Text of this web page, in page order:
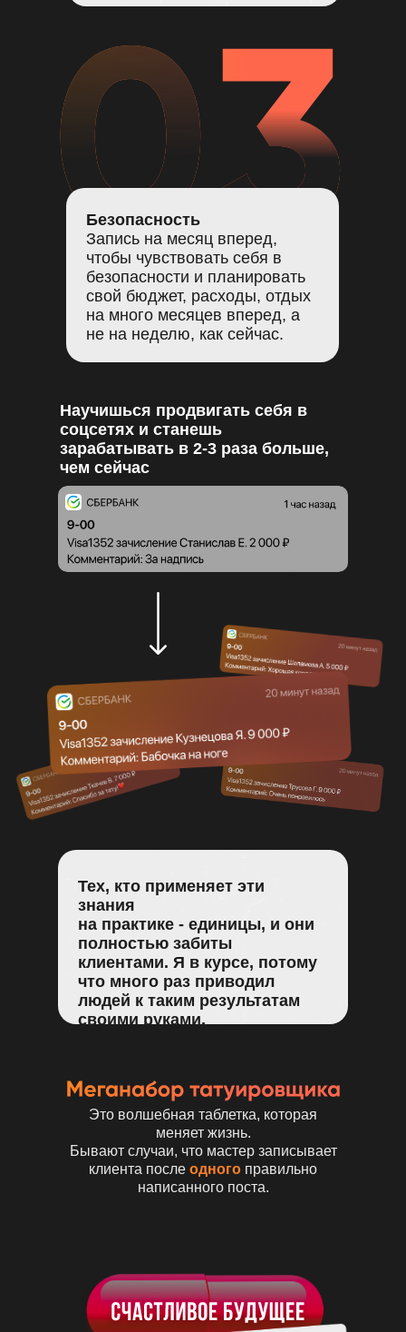
Безопасность
Запись на месяц вперед,
чтобы чувствовать себя в
безопасности и планировать
свой бюджет, расходы, отдых
на много месяцев вперед, а
не на неделю, как сейчас.
Научишься продвигать себя в
соцсетях и станешь
зарабатывать в 2-3 раза больше,
чем сейчас
Тех, кто применяет эти
знания
на практике - единицы, и они
полностью забиты
клиентами. Я в курсе, потому
что много раз приводил
людей к таким результатам
своими руками.
Это волшебная таблетка, которая
меняет жизнь.
Бывают случаи, что мастер записывает
клиента после одного правильно
написанного поста.